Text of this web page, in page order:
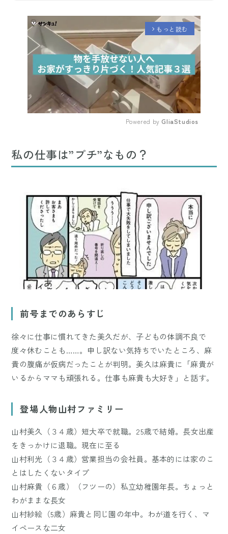
arrow_forward_ios もっと読む
Powered by GliaStudios
私の仕事は”プチ”なもの？
前号までのあらすじ
徐々に仕事に慣れてきた美久だが、子どもの体調不良で
度々休むことも……。申し訳ない気持ちでいたところ、麻
貴の腹痛が仮病だったことが判明。美久は麻貴に「麻貴が
いるからママも頑張れる。仕事も麻貴も大好き」と話す。
登場人物山村ファミリー
山村美久（３４歳）短大卒で就職。25歳で結婚。長女出産
をきっかけに退職。現在に至る
山村利光（３４歳）営業担当の会社員。基本的には家のこ
とはしたくないタイプ
山村麻貴（６歳）（フツーの）私立幼稚園年長。ちょっと
わがままな長女
山村紗絵（5歳）麻貴と同じ園の年中。わが道を行く、マ
イペースな二女